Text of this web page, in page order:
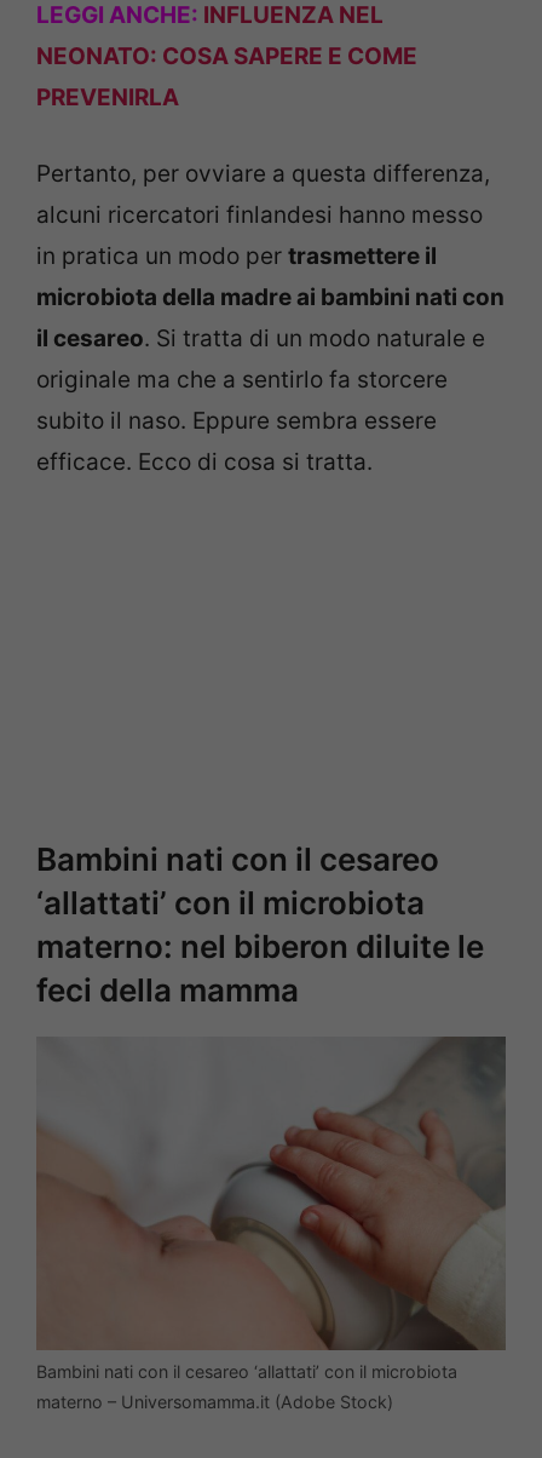
LEGGI ANCHE: INFLUENZA NEL
NEONATO: COSA SAPERE E COME
PREVENIRLA
Pertanto, per ovviare a questa differenza,
alcuni ricercatori finlandesi hanno messo
in pratica un modo per trasmettere il
microbiota della madre ai bambini nati con
il cesareo. Si tratta di un modo naturale e
originale ma che a sentirlo fa storcere
subito il naso. Eppure sembra essere
efficace. Ecco di cosa si tratta.
Bambini nati con il cesareo
‘allattati’ con il microbiota
materno: nel biberon diluite le
feci della mamma
Bambini nati con il cesareo ‘allattati’ con il microbiota
materno – Universomamma.it (Adobe Stock)